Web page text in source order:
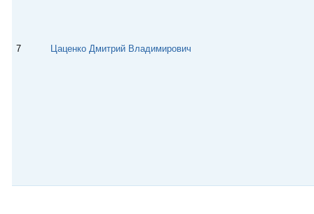
7 Цаценко Дмитрий Владимирович